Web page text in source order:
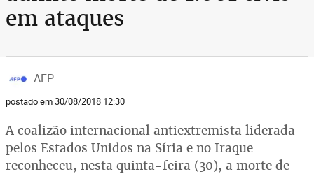
em ataques
AFP
postado em 30/08/2018 12:30
A coalizão internacional antiextremista liderada
pelos Estados Unidos na Síria e no Iraque
reconheceu, nesta quinta-feira (30), a morte de